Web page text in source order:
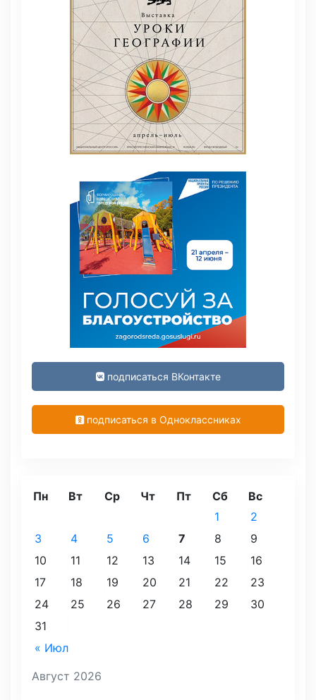
подписаться ВКонтакте
подписаться в Одноклассниках
Август 2026
Пн Вт Ср Чт Пт Сб Вс
« Июл
1
2
3
4 5 6 7 8
9
10
11 12 13 14 15
16
17
18 19 20 21 22
23
24
25 26 27 28 29
30
31